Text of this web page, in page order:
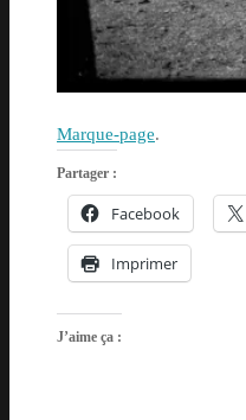
Marque-page.
Partager :
Facebook
Imprimer
J’aime ça :